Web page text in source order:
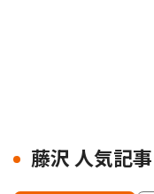
藤沢 人気記